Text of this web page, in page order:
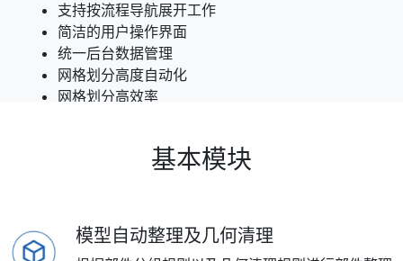
支持按流程导航展开工作
简洁的用户操作界面
统一后台数据管理
网格划分高度自动化
网格划分高效率
基本模块
模型自动整理及几何清理